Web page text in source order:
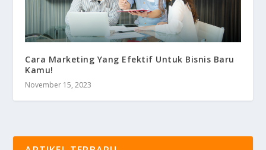
Cara Marketing Yang Efektif Untuk Bisnis Baru
Kamu!
November 15, 2023